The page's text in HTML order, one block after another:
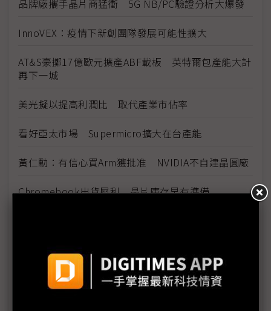
品牌廠攜手晶片商猛衝 5G NB/PC驗證分析大爆發
InnoVEX：疫情下新創團隊發展可能性擴大
AT&S豪擲17億歐元擴產ABF載板 英特爾包產能大計
再下一城
美光擬以提高利潤比 取代產業市佔率
看好亞太市場 Supermicro擴大在台產能
黃仁勳：有信心買Arm獲批准 NVIDIA不自建晶圓廠
Chromebook出貨犀利 晶片庫存早有準備
緊抱台積電 攜手Tesla、三星 超微營運動能飆升
削減礦工掃貨、主軸拉回電競 NVIDIA再發布2款